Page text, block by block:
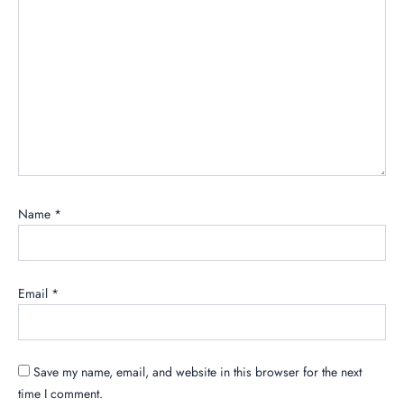
Name *
Email *
Save my name, email, and website in this browser for the next
time I comment.